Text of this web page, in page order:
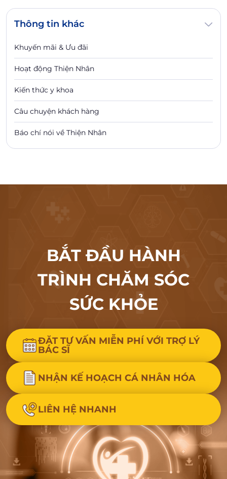
Thông tin khác
Khuyến mãi & Ưu đãi
Hoạt động Thiện Nhân
Kiến thức y khoa
Câu chuyện khách hàng
Báo chí nói về Thiện Nhân
BẮT ĐẦU HÀNH
TRÌNH CHĂM SÓC
SỨC KHỎE
ĐẶT TƯ VẤN MIỄN PHÍ VỚI TRỢ LÝ
BÁC SĨ
NHẬN KẾ HOẠCH CÁ NHÂN HÓA
LIÊN HỆ NHANH